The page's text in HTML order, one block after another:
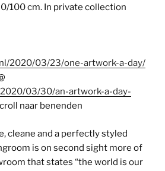
100 cm. In private collection
2020/03/23/one-artwork-a-day/
03/30/an-artwork-a-day-
naar benenden
cleane and a perfectly styled
is on second sight more of
that states “the world is our